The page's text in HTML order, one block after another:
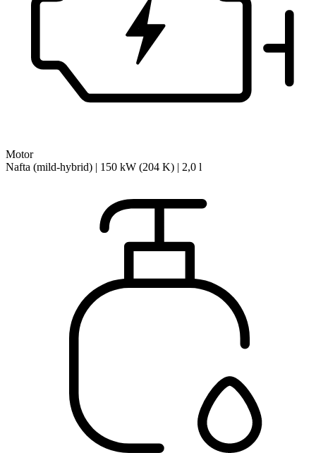
Motor
Nafta (mild-hybrid) | 150 kW (204 K) | 2,0 l